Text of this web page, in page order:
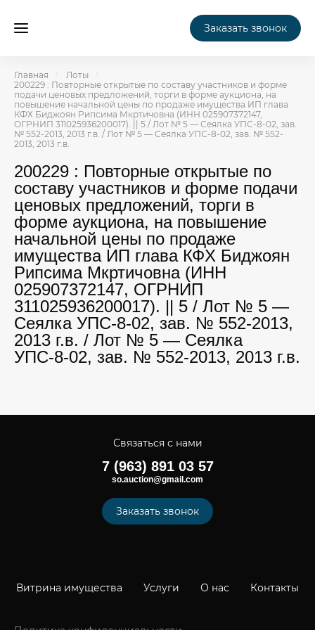
Заказать звонок
Главная
Лоты
200229 : Повторные открытые по составу участников и форме
подачи ценовых предложений, торги в форме аукциона, на
повышение начальной цены по продаже имущества ИП глава
КФХ Биджоян Рипсима Мкртичовна (ИНН 025907372147,
ОГРНИП 311025936200017). || 5 / Лот № 5 — Сеялка УПС-8-02, зав.
№ 552-2013, 2013 г.в. / Лот № 5 — Сеялка УПС-8-02, зав. № 552-
2013, 2013 г.в.
200229 : Повторные открытые по
составу участников и форме подачи
ценовых предложений, торги в
форме аукциона, на повышение
начальной цены по продаже
имущества ИП глава КФХ Биджоян
Рипсима Мкртичовна (ИНН
025907372147, ОГРНИП
311025936200017). || 5 / Лот № 5 —
Сеялка УПС-8-02, зав. № 552-2013,
2013 г.в. / Лот № 5 — Сеялка
УПС-8-02, зав. № 552-2013, 2013 г.в.
Витрина имущества Услуги О нас Контакты
Связаться с нами
7 (963) 891 03 57
so.auction@gmail.com
Заказать звонок